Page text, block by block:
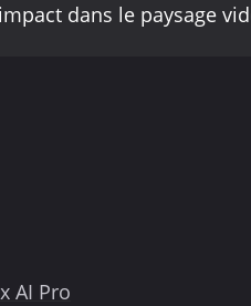
dans le paysage
AI Pro